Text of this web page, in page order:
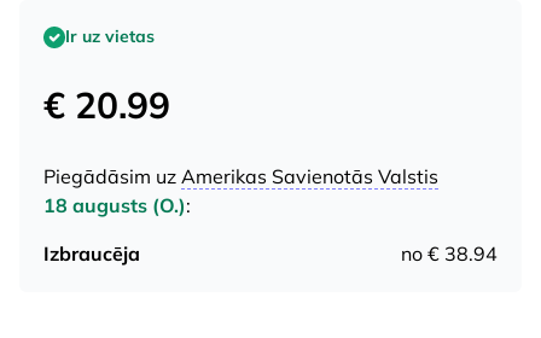
Ir uz vietas
€ 20.99
Piegādāsim uz Amerikas Savienotās Valstis
18 augusts (O.):
Izbraucēja
no € 38.94